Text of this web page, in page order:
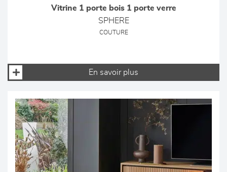
Vitrine 1 porte bois 1 porte verre
SPHERE
COUTURE
En savoir plus